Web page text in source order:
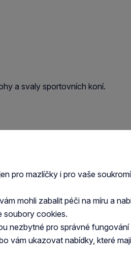
a svaly sportovních koní.
a nezakrýváme!
pro mazlíčky i pro vaše
mohli zabalit péči na míru a
soubory cookies.
nezbytné pro správné
vám ukazovat nabídky, které